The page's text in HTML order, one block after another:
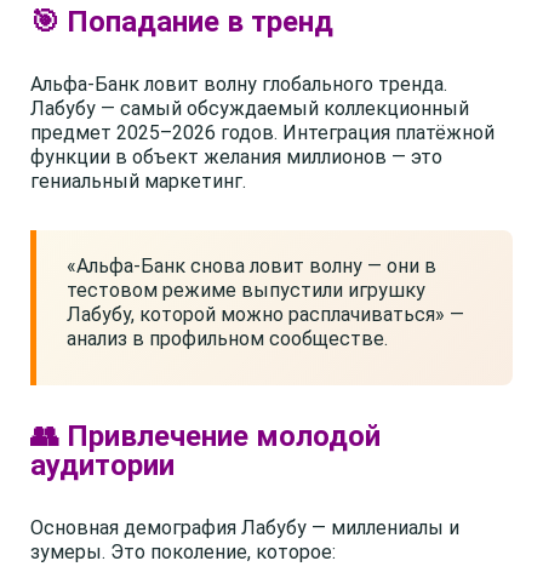
🎯 Попадание в тренд
Альфа-Банк ловит волну глобального тренда.
Лабубу — самый обсуждаемый коллекционный
предмет 2025–2026 годов. Интеграция платёжной
функции в объект желания миллионов — это
гениальный маркетинг.
«Альфа-Банк снова ловит волну — они в
тестовом режиме выпустили игрушку
Лабубу, которой можно расплачиваться» —
анализ в профильном сообществе.
👥 Привлечение молодой
аудитории
Основная демография Лабубу — миллениалы и
зумеры. Это поколение, которое: